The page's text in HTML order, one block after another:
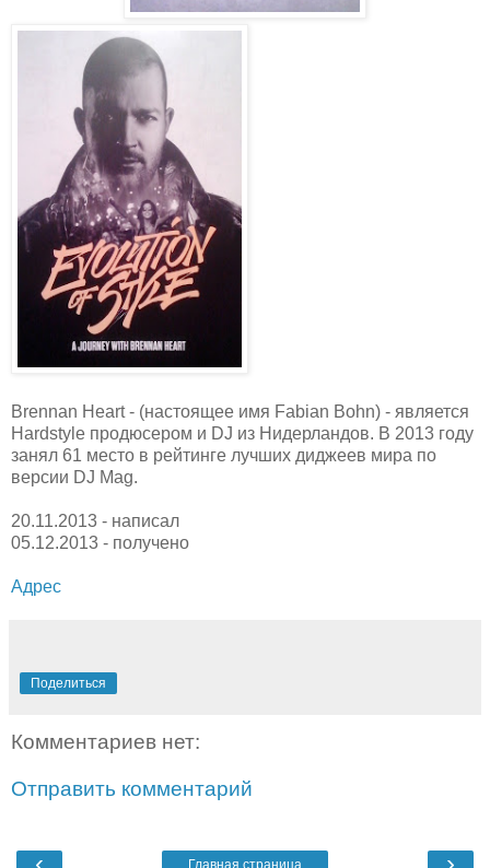
Brennan Heart - (настоящее имя Fabian Bohn) - является
Hardstyle продюсером и DJ из Нидерландов. В 2013 году
занял 61 место в рейтинге лучших диджеев мира по
версии DJ Mag.
20.11.2013 - написал
05.12.2013 - получено
Адрес
Поделиться
Комментариев нет:
Отправить комментарий
Главная страница